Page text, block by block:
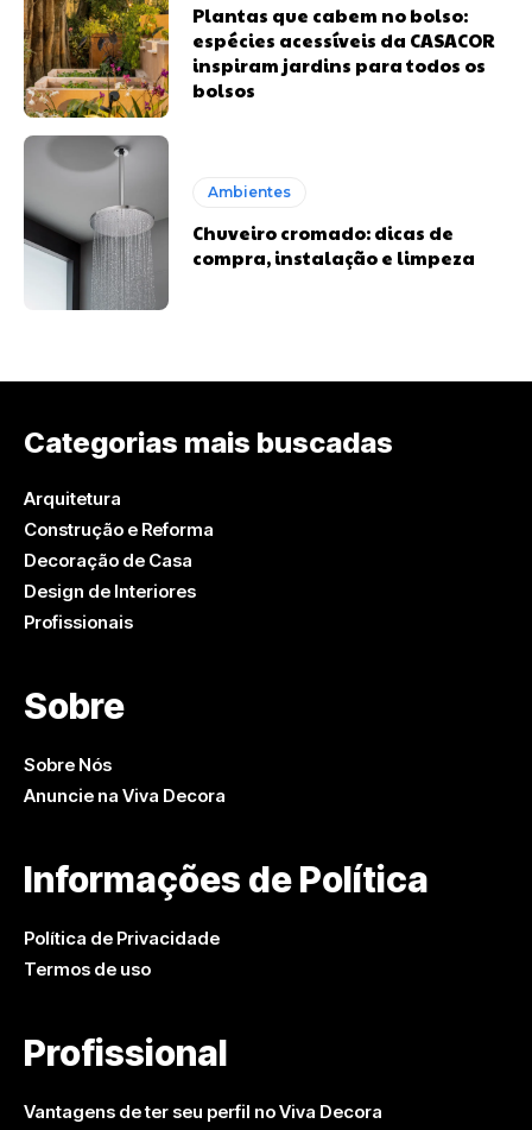
Plantas que cabem no bolso:
espécies acessíveis da CASACOR
inspiram jardins para todos os
bolsos
Ambientes
Chuveiro cromado: dicas de
compra, instalação e limpeza
Categorias mais buscadas
Arquitetura
Construção e Reforma
Decoração de Casa
Design de Interiores
Profissionais
Sobre
Sobre Nós
Anuncie na Viva Decora
Informações de Política
Política de Privacidade
Termos de uso
Profissional
Vantagens de ter seu perfil no Viva Decora